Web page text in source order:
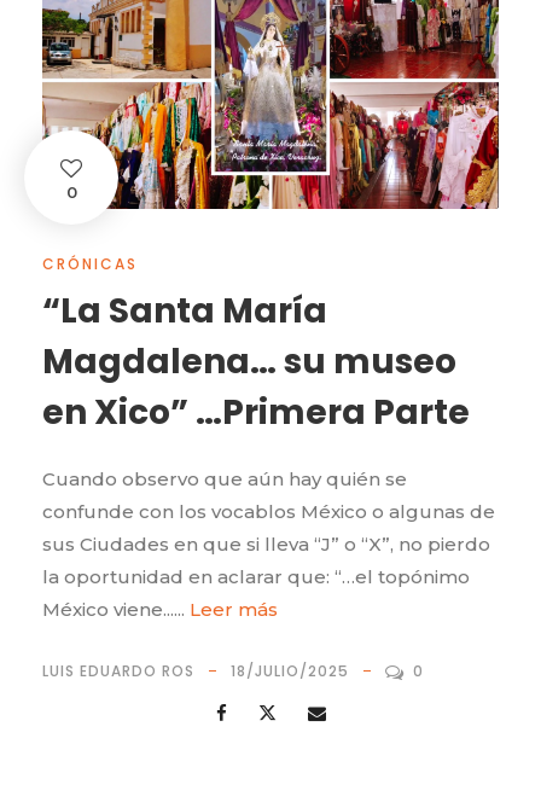
0
CRÓNICAS
“La Santa María
Magdalena… su museo
en Xico” …Primera Parte
Cuando observo que aún hay quién se
confunde con los vocablos México o algunas de
sus Ciudades en que si lleva “J” o “X”, no pierdo
la oportunidad en aclarar que: “…el topónimo
México viene...... Leer más
LUIS EDUARDO ROS 18/JULIO/2025 0